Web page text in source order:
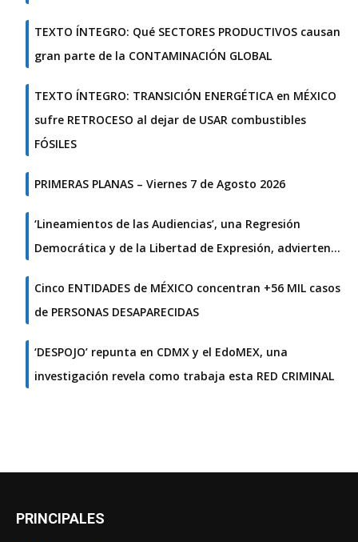
TEXTO ÍNTEGRO: Qué SECTORES PRODUCTIVOS causan
gran parte de la CONTAMINACIÓN GLOBAL
TEXTO ÍNTEGRO: TRANSICIÓN ENERGÉTICA en MÉXICO
sufre RETROCESO al dejar de USAR combustibles
FÓSILES
PRIMERAS PLANAS – Viernes 7 de Agosto 2026
‘Lineamientos de las Audiencias’, una Regresión
Democrática y de la Libertad de Expresión, advierten…
Cinco ENTIDADES de MÉXICO concentran +56 MIL casos
de PERSONAS DESAPARECIDAS
‘DESPOJO’ repunta en CDMX y el EdoMEX, una
investigación revela como trabaja esta RED CRIMINAL
PRINCIPALES